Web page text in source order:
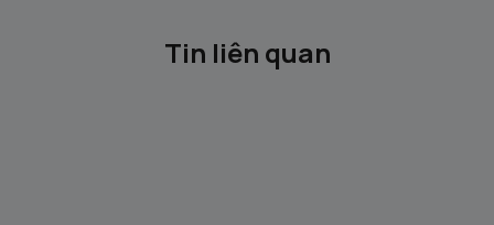
Tin liên quan